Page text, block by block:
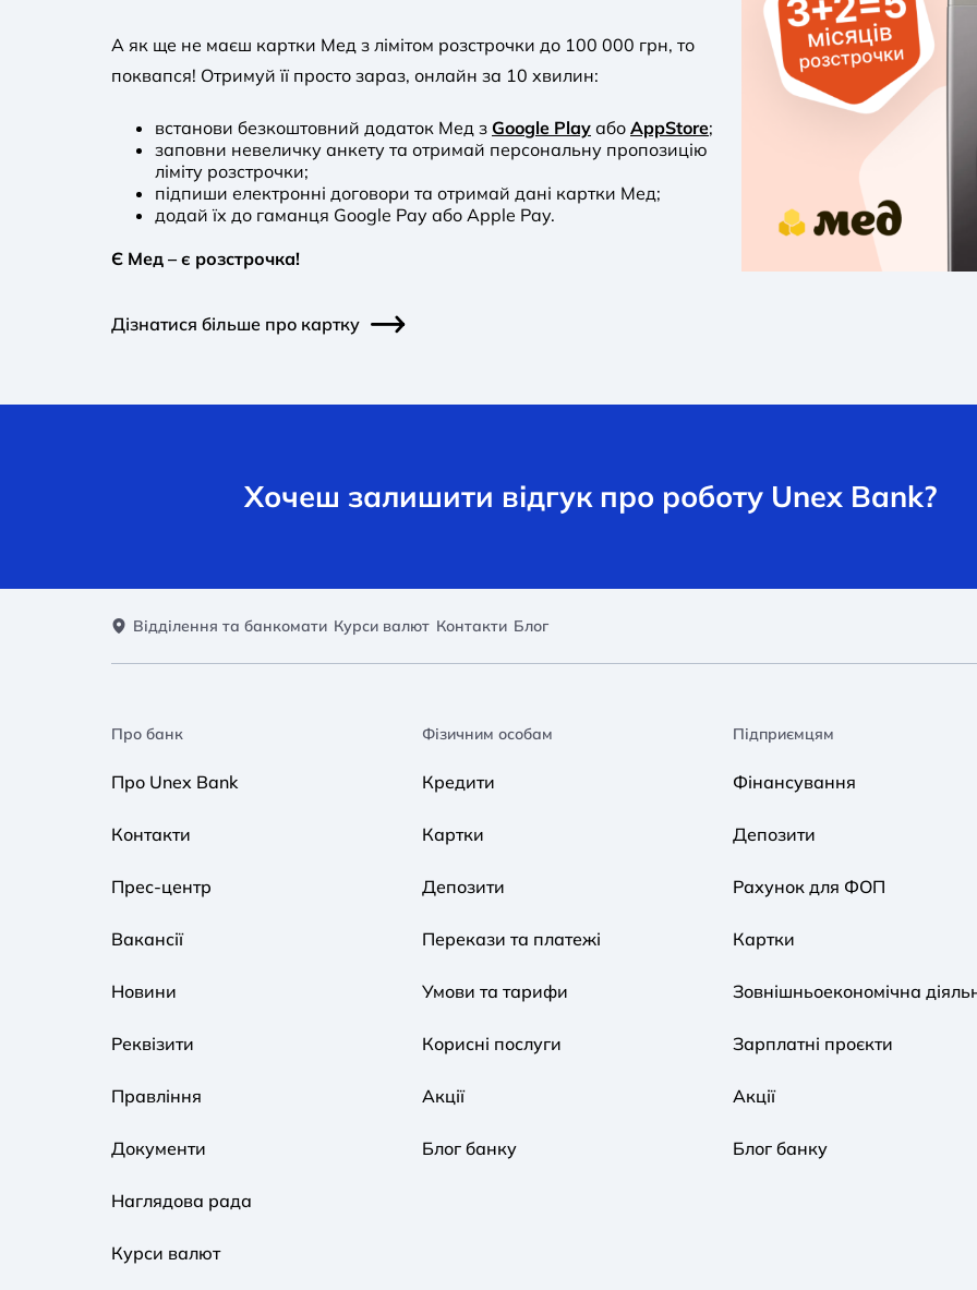
А як ще не маєш картки Мед з лімітом розстрочки до 100 000 грн, то
поквапся! Отримуй її просто зараз, онлайн за 10 хвилин:
встанови безкоштовний додаток Мед з Google Play або AppStore;
заповни невеличку анкету та отримай персональну пропозицію
ліміту розстрочки;
підпиши електронні договори та отримай дані картки Мед;
додай їх до гаманця Google Pay або Apple Pay.
Є Мед – є розстрочка!
Дізнатися більше про картку
Хочеш залишити відгук про роботу Unex Bank?
Відділення та банкомати Курси валют Контакти Блог
Про банк
Про Unex Bank
Контакти
Прес-центр
Вакансії
Новини
Реквізити
Правління
Документи
Наглядова рада
Курси валют
Фізичним особам
Кредити
Картки
Депозити
Перекази та платежі
Умови та тарифи
Корисні послуги
Акції
Блог банку
Підприємцям
Фінансування
Депозити
Рахунок для ФОП
Картки
Зовнішньоекономічна
Зарплатні проєкти
Акції
Блог банку